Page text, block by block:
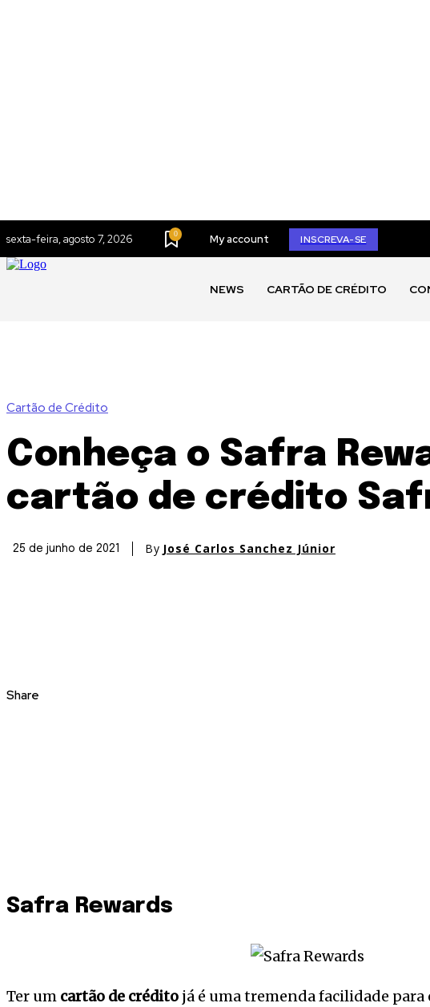
sexta-feira, agosto 7, 2026 0 My account INSCREVA-SE
NEWS CARTÃO DE CRÉDITO
Cartão de Crédito
Conheça o Safra
cartão de crédito
25 de junho de 2021 By José Carlos Sanchez Júnior
Share
Safra Rewards
Ter um cartão de crédito já é uma tremenda facilidade para